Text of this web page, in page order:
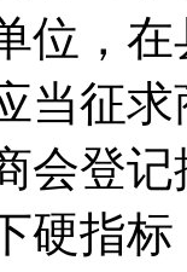
位，
当征
会登
硬指